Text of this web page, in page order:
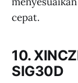
cepat.
10.
SIG30D